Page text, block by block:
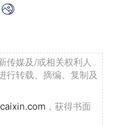
传媒及/或相关权利人
行转载、摘编、复制及
，获得书面